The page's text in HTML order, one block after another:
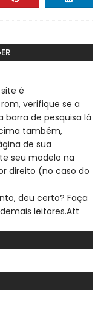
é
verifique se a
barra de pesquisa lá
também,
de sua
seu modelo na
direito (no caso do
deu certo? Faça
leitores.Att